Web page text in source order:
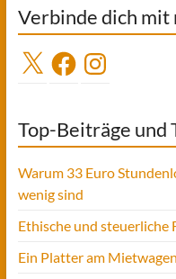
Verbinde dich mit
X FacebookInstagram
Top-Beiträge und
Warum 33 Euro
wenig sind
Ethische und steuerliche
Ein Platter am